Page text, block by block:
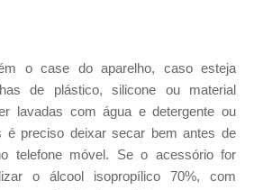
o case do aparelho, caso esteja
de plástico, silicone ou material
lavadas com água e detergente ou
é preciso deixar secar bem antes de
telefone móvel. Se o acessório for
o álcool isopropílico 70%, com